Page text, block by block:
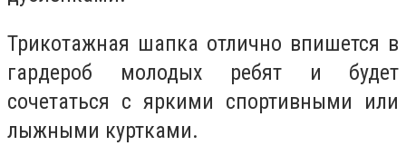
Трикотажная шапка отлично впишется в
гардероб молодых ребят и будет
сочетаться с яркими спортивными или
лыжными куртками.